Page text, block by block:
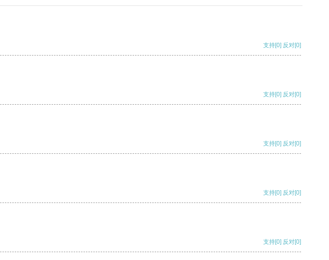
支持[0] 反对[0]
支持[0] 反对[0]
支持[0] 反对[0]
支持[0] 反对[0]
支持[0] 反对[0]